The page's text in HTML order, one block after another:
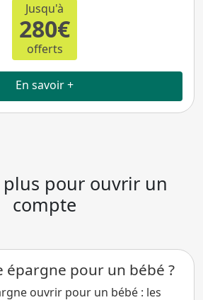
Jusqu'à
280€
offerts
En savoir +
plus pour ouvrir un
compte
épargne pour un bébé ?
ouvrir pour un bébé : les